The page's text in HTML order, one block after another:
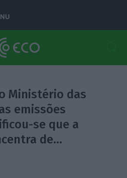
Ministério das
emissões
se que a
de…